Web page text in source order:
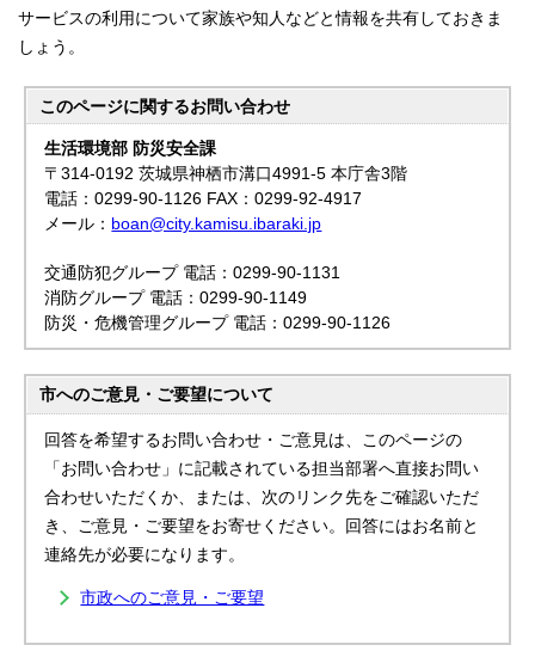
サービスの利用について家族や知人などと情報を共有しておきま
しょう。
このページに関するお問い合わせ
生活環境部 防災安全課
〒314-0192 茨城県神栖市溝口4991-5 本庁舎3階
電話：0299-90-1126 FAX：0299-92-4917
メール： boan@city.kamisu.ibaraki.jp
交通防犯グループ 電話：0299-90-1131
消防グループ 電話：0299-90-1149
防災・危機管理グループ 電話：0299-90-1126
市へのご意見・ご要望について
回答を希望するお問い合わせ・ご意見は、このページの
「お問い合わせ」に記載されている担当部署へ直接お問い
合わせいただくか、または、次のリンク先をご確認いただ
き、ご意見・ご要望をお寄せください。回答にはお名前と
連絡先が必要になります。
市政へのご意見・ご要望